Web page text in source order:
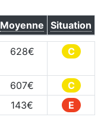
Moyenne Situation
628€ C
607€
C
143€ E